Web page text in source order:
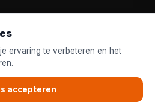
ervaring te verbeteren en het
accepteren